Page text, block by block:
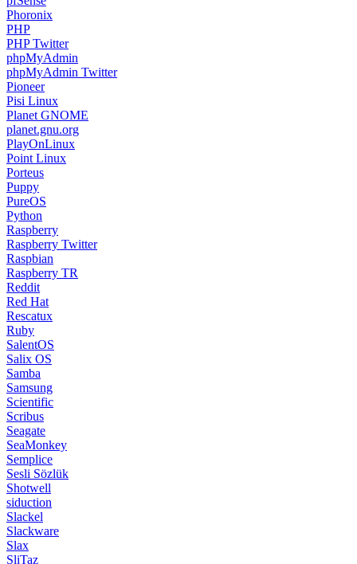
Phoronix
PHP
PHP Twitter
phpMyAdmin
phpMyAdmin Twitter
Pioneer
Pisi Linux
Planet GNOME
planet.gnu.org
PlayOnLinux
Point Linux
Porteus
Puppy
PureOS
Python
Raspberry
Raspberry Twitter
Raspbian
Raspberry TR
Reddit
Red Hat
Rescatux
Ruby
SalentOS
Salix OS
Samba
Samsung
Scientific
Scribus
Seagate
SeaMonkey
Semplice
Sesli Sözlük
Shotwell
siduction
Slackel
Slackware
Slax
SliTaz